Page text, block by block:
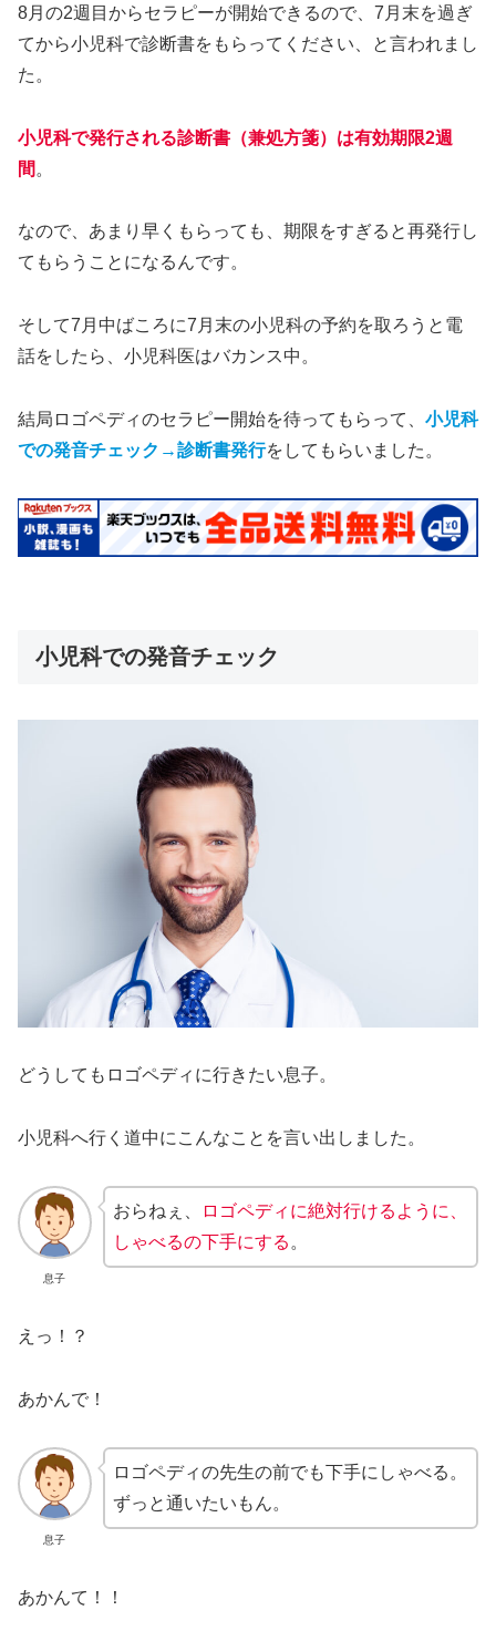
8月の2週目からセラピーが開始できるので、7月末を過ぎ
てから小児科で診断書をもらってください、と言われまし
た。
小児科で発行される診断書（兼処方箋）は有効期限2週
間 。
なので、あまり早くもらっても、期限をすぎると再発行し
てもらうことになるんです。
そして7月中ばころに7月末の小児科の予約を取ろうと電
話をしたら、小児科医はバカンス中。
結局ロゴペディのセラピー開始を待ってもらって、 小児科
での発音チェック→診断書発行をしてもらいました。
小児科での発音チェック
どうしてもロゴペディに行きたい息子。
小児科へ行く道中にこんなことを言い出しました。
息子
おらねぇ、
ロゴペディに絶対行けるように、
しゃべるの下手にする 。
えっ！？
あかんで！
息子
ロゴペディの先生の前でも下手にしゃべる。
ずっと通いたいもん。
あかんて！！